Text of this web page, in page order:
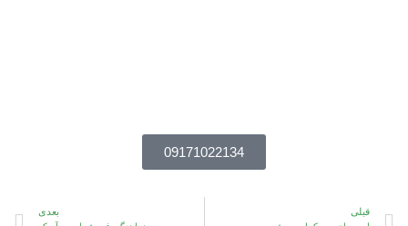
09171022134
قبلی بعدی